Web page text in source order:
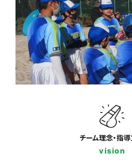
チーム理念・指
vision